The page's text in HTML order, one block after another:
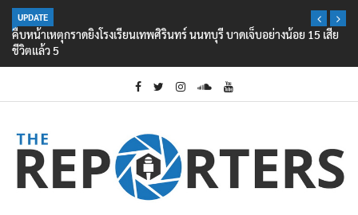
UPDATE
คืบหน้าเหตุกราดยิงโรงเรียนเทพศิรินทร์ นนทบุรี บาดเจ็บอย่างน้อย 15 เสีย
ชีวิตแล้ว 5